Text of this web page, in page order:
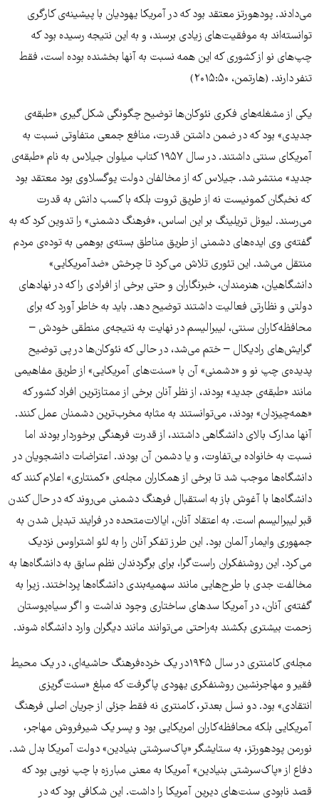
می‌دادند. پودهورتز معتقد بود که در آمریکا یهودیان با پیشینه‌ی کارگری
توانسته‌اند به موفقیت‌های زیادی برسند، و به این نتیجه رسیده بود که
چپ‌های نو از کشوری که این همه نسبت به آنها بخشنده بوده است، فقط
تنفر دارند. (هارتمن، ۲۰۱۵:۵۰)
یکی از مشغله‌های فکری نئو‌کان‌ها توضیح چگونگی شکل‌گیری «طبقه‌ی
جدیدی» بود که در ضمن داشتن قدرت، منافع جمعی متفاوتی نسبت به
آمریکای سنتی داشتند. در سال ۱۹۵۷ کتاب میلوان جیلاس به نام «طبقه‌ی‌
جدید» منتشر شد. جیلاس که از مخالفان دولت یوگسلاوی بود معتقد بود
که نخبگان کمونیست نه از طریق ثروت بلکه با کسب دانش به قدرت
می‌رسند. لیونل تریلینگ بر این اساس، «فرهنگ دشمنی» را تدوین کرد که به
گفته‌ی وی ایده‌های دشمنی از طریق مناطق بسته‌ی بوهمی به توده‌ی مردم
منتقل می‌شد. این تئوری تلاش می‌کرد تا چرخش «ضدآمریکایی»
دانشگاهیان، هنرمندان، خبرنگاران و حتی برخی از افرادی را که در نهادهای
دولتی و نظارتی فعالیت داشتند توضیح دهد. باید به خاطر آورد که برای
محافظه‌کاران سنتی، لیبرالیسم در نهایت به نتیجه‌ی منطقی خودش –
گرایش‌های رادیکال – ختم می‌شد، در حالی که نئوکان‌ها در پی توضیح
پدیده‌ی چپ نو و «دشمنی» آن با «سنت‌های آمریکایی» از طریق مفاهیمی
مانند «طبقه‌ی جدید» بودند، از نظر آنان برخی از ممتازترین افراد کشور که
«همه‌چیز‌دان» بودند، می‌توانستند به مثابه مخرب‌ترین دشمنان عمل کنند.
آنها مدارک بالای دانشگاهی داشتند، از قدرت فرهنگی برخوردار بودند اما
نسبت به خانواده بی‌تفاوت، و یا دشمن آن بودند. اعتراضات دانشجویان در
دانشگاه‌ها موجب شد تا برخی از همکاران مجله‌ی «کمنتاری» اعلام کنند که
دانشگاه‌ها با آغوش باز به استقبال فرهنگ دشمنی می‌روند که در حال کندن
قبر لیبرالیسم است. به اعتقاد آنان، ایالات‌متحده در فرایند تبدیل شدن به
جمهوری وایمار آلمان بود. این طرز تفکر آنان را به لئو اشتراوس نزدیک
می‌کرد. این روشنفکران راست‌گرا، برای برگردندان نظم سابق به دانشگاه‌ها به
مخالفت جدی با طرح‌هایی مانند سهمیه‌بندی دانشگاه‌ها پرداختند. زیرا به
گفته‌ی آنان، در آمریکا سدهای ساختاری وجود نداشت و اگر سیاه‌پوستان
زحمت بیشتری بکشند به‌راحتی می‌توانند مانند دیگران وارد دانشگاه شوند.
مجله‌ی کامنتری در سال ۱۹۴۵در یک خرده‌فرهنگ حاشیه‌ای، در یک محیط
فقیر و مهاجر‌نشین روشنفکری یهودی پاگرفت که مبلغ «سنت‌گریزی
انتقادی» بود. دو نسل بعدتر، کامنتری نه فقط جزئی از جریان اصلی فرهنگ
آمریکایی بلکه محافظه‌کاران امریکایی بود و پسر یک شیرفروش مهاجر،
نورمن پودهورتز، به ستایشگر «پاک‌سرشتی بنیادین» دولت آمریکا بدل شد.
دفاع از «پاک‌سرشتی بنیادین» آمریکا به معنی مبارزه با چپ نویی بود که
قصد نابودی سنت‌های دیرین آمریکا را داشت. این شکافی بود که در